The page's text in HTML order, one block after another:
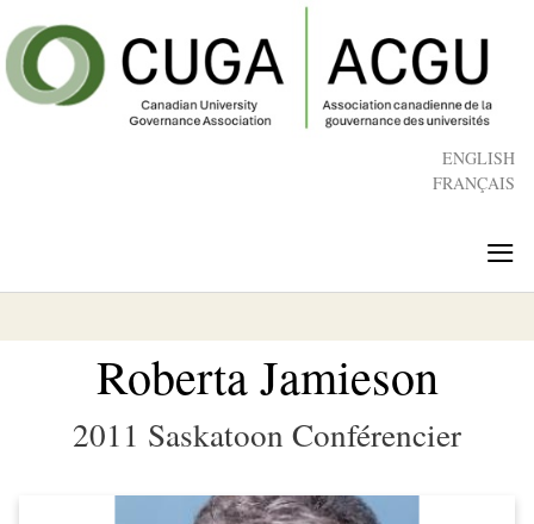
to
main
content
ENGLISH
FRANÇAIS
≡
Roberta Jamieson
2011 Saskatoon Conférencier